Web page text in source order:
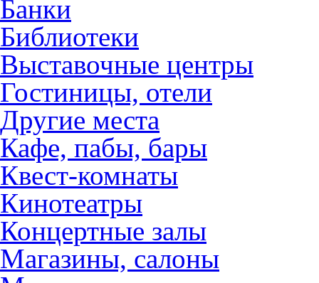
Банки
Библиотеки
Выставочные центры
Гостиницы, отели
Другие места
Кафе, пабы, бары
Квест-комнаты
Кинотеатры
Концертные залы
Магазины, салоны